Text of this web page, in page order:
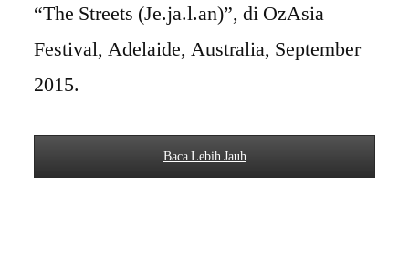
“The Streets (Je.ja.l.an)”, di OzAsia
Festival, Adelaide, Australia, September
2015.
Baca Lebih Jauh